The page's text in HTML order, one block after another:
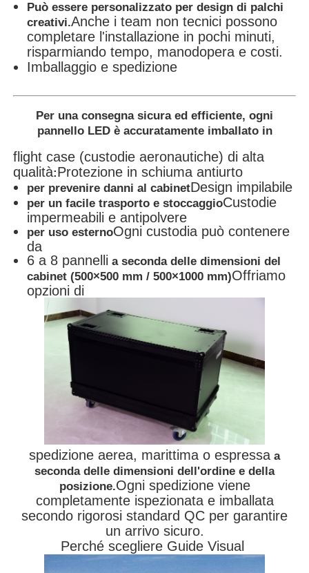
Può essere personalizzato per design di palchi
creativi.Anche i team non tecnici possono
completare l'installazione in pochi minuti,
risparmiando tempo, manodopera e costi.
Imballaggio e spedizione
Per una consegna sicura ed efficiente, ogni
pannello LED è accuratamente imballato in
flight case (custodie aeronautiche) di alta
qualità:Protezione in schiuma antiurto
per prevenire danni al cabinetDesign impilabile
per un facile trasporto e stoccaggioCustodie
impermeabili e antipolvere
per uso esternoOgni custodia può contenere
da
6 a 8 pannelli a seconda delle dimensioni del
cabinet (500×500 mm / 500×1000 mm)Offriamo
opzioni di
spedizione aerea, marittima o espressa a
seconda delle dimensioni dell'ordine e della
posizione.Ogni spedizione viene
completamente ispezionata e imballata
secondo rigorosi standard QC per garantire
un arrivo sicuro.
Perché scegliere Guide Visual